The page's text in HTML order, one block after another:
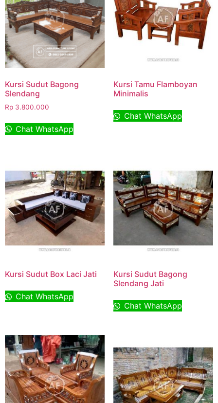
Kursi Sudut Bagong
Slendang
Rp 3.800.000
Chat WhatsApp
Kursi Tamu Flamboyan
Minimalis
Chat WhatsApp
Kursi Sudut Box Laci Jati
Chat WhatsApp
Kursi Sudut Bagong
Slendang Jati
Chat WhatsApp